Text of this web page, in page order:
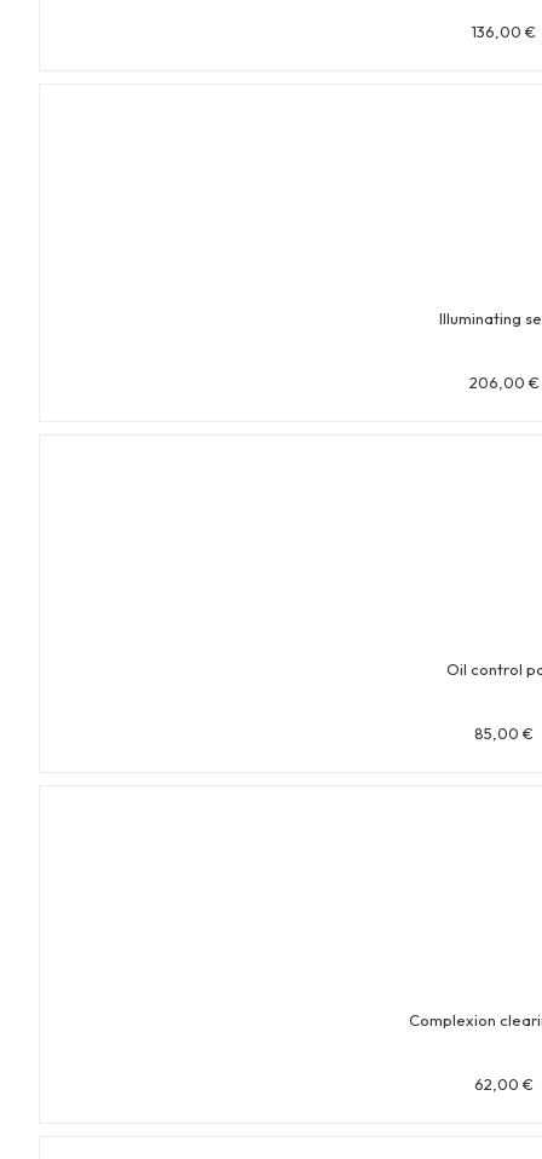
136,00€
Illuminating
206,00 €
Oil control
85,00€
Complexion
62,00€